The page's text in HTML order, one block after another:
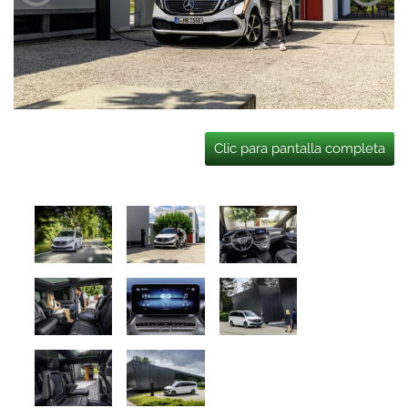
Clic para pantalla completa